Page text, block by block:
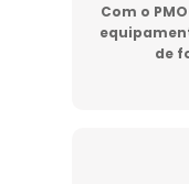
Com o
de